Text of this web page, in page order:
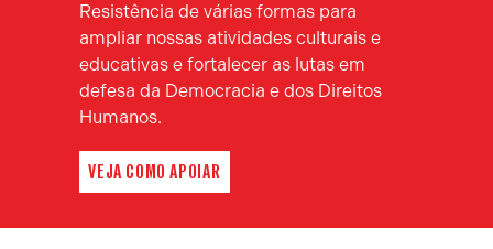
Resistência de várias formas para
ampliar nossas atividades culturais e
educativas e fortalecer as lutas em
defesa da Democracia e dos Direitos
Humanos.
VEJA COMO APOIAR